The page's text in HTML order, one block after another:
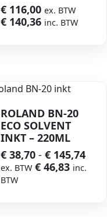
€ 116,00 ex. BTW
€ 140,36 inc. BTW
ROLAND BN-20
ECO SOLVENT
INKT – 220ML
€ 38,70 - € 145,74
ex. BTW € 46,83 inc.
BTW